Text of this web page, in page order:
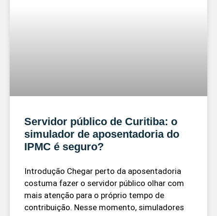
Servidor público de Curitiba: o
simulador de aposentadoria do
IPMC é seguro?
Introdução Chegar perto da aposentadoria
costuma fazer o servidor público olhar com
mais atenção para o próprio tempo de
contribuição. Nesse momento, simuladores